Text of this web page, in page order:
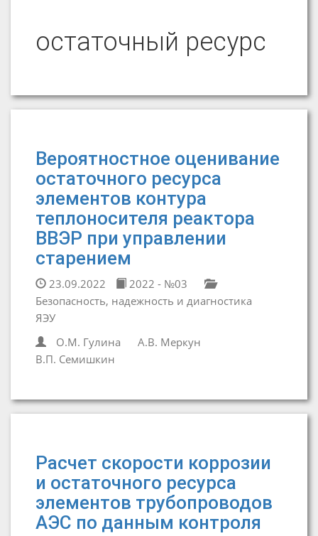
остаточный ресурс
Вероятностное оценивание
остаточного ресурса
элементов контура
теплоносителя реактора
ВВЭР при управлении
старением
23.09.2022
2022 - №03
Безопасность, надежность и диагностика
ЯЭУ
О.М. Гулина
А.В. Меркун
В.П. Семишкин
Расчет скорости коррозии
и остаточного ресурса
элементов трубопроводов
АЭС по данным контроля